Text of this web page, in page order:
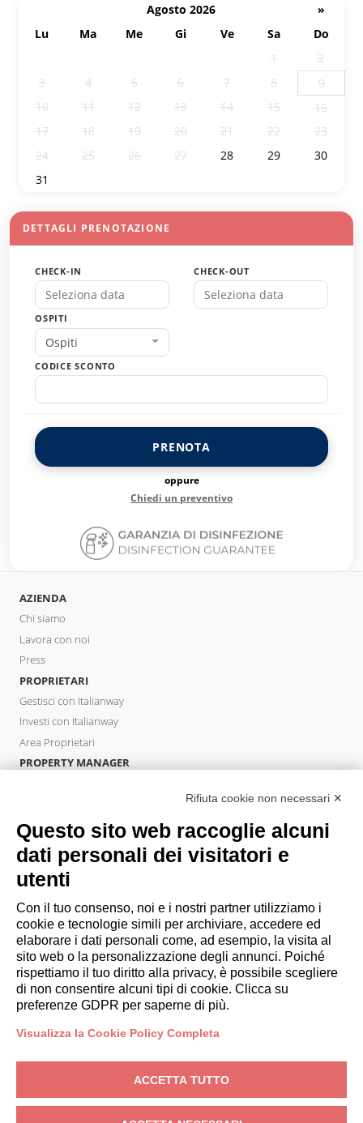
Agosto 2026
»
Lu
Ma Me Gi Ve Sa
Do
1
2
3
4 5 6 7 8
9
10
11 12 13 14 15
16
17
18 19 20 21 22
23
24
25 26 27 28 29
30
31
DETTAGLI PRENOTAZIONE
CHECK-IN CHECK-OUT
OSPITI
Ospiti
CODICE SCONTO
PRENOTA
oppure
Chiedi un preventivo
AZIENDA
Chi siamo
Lavora con noi
Press
PROPRIETARI
Gestisci con Italianway
Investi con Italianway
Area Proprietari
PROPERTY MANAGER
OSPITI
Prenota un soggiorno
Soggiorni lunghi
Esperienze per gli ospiti
Sconti per gli ospiti
Convenzioni per Aziende
booking@italianway.house
+390286882952
P.IVA: 08839180968 - PMI Innovativa
Privacy-Condizioni-Cookies-Whistleblowing
Rifiuta cookie non necessari ✕
Questo sito web raccoglie alcuni
dati personali dei visitatori e
utenti
Con il tuo consenso, noi e i nostri partner utilizziamo i
cookie e tecnologie simili per archiviare, accedere ed
elaborare i dati personali come, ad esempio, la visita al
sito web o la personalizzazione degli annunci. Poiché
rispettiamo il tuo diritto alla privacy, è possibile scegliere
di non consentire alcuni tipi di cookie. Clicca su
preferenze GDPR per saperne di più.
Visualizza la Cookie Policy Completa
ACCETTA TUTTO